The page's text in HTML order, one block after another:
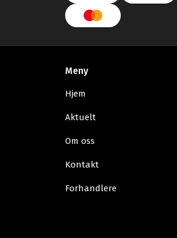
Meny
Hjem
Aktuelt
Om oss
Kontakt
Forhandlere